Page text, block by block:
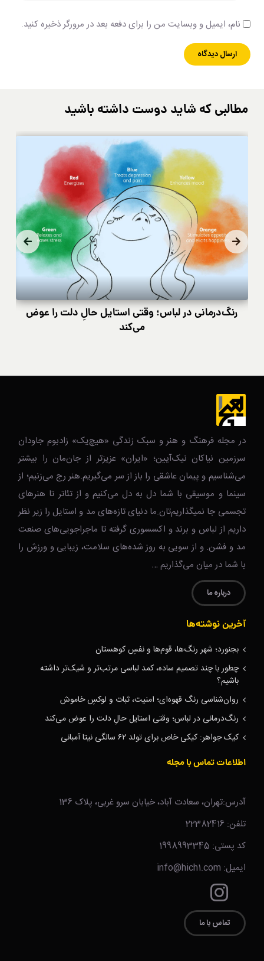
نام، ایمیل و وبسایت من را برای دفعه بعد در مرورگر ذخیره کنید.
مطالبی که شاید دوست داشته باشید
رنگ‌درمانی در لباس؛ وقتی استایل حالِ دلت را عوض
می‌کند
در مجله فرهنگ و هنر و سبک زندگی‌ «هیچ‌یک» زادبوم جاودان
سرزمین نیاکان نیک‌‌‌آیین؛ «ایران» عزیزتر از جان‌مان را بیشتر
می‌شناسیم و پیمان عاشقی را باز از سر می‌گیریم.هنر رج می‌زنیم؛ از
سینما و موسیقی با شما دل به دل می‌کنیم و از تئاتر تا هنرهای
تجسمی جا نمیگذاریم‌تان.ما دنیای تازه‌های مد و استایل را زیر نظر
داریم از لباس و برند و اکسسوری گرفته تا ماجراجویی‌های صنعت
مد و فشن. و از سویی به روز شده‌های سلامت، زیبایی و ورزش را
با شما در میان می‌گذاریم …
درباره ما
آخرین نوشته‌ها
بجنورد؛ شهر رنگ‌ها، قوم‌ها و نفسِ کوهستان
چطور با چند تصمیم ساده، کمد لباسی مرتب‌تر و شیک‌تر داشته
باشیم؟
روان‌شناسی رنگ قهوه‌ای؛ امنیت، ثبات و لوکسِ خاموش
رنگ‌درمانی در لباس؛ وقتی استایل حالِ دلت را عوض می‌کند
کیک جواهر: کیکی خاص برای تولد ۶۲ سالگی نیتا آمبانی
اطلاعات تماس با مجله
آدرس:تهران، سعادت آباد، خیابان سرو غربی، پلاک 136
تلفن: 22382416
کد پستی: 1998993345
ایمیل: info@hich1.com
تماس با ما